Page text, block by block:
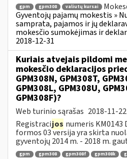
gpm gpm308 valiutų kursai
Gyventojų pajamų mokestis »
samprata, pajamos ir jų
mokesčio sumokėjimas ir
2018-12-31
Kuriais atvejais pildomi
mokesčio deklaracijos
GPM308N, GPM308T,
GPM308L, GPM308U,
GPM308F)?
Web turinio sąrašas 2018-11-22
Registracijos numeris KM0143
formos 03 versija yra skirta
gyventojų 2014 m. - 2018 m.
gpm gpm308 gpm308f gpm308k